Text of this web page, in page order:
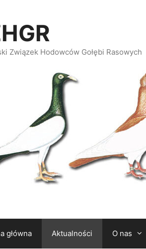
Związek Hodowców Gołębi Rasowych
główna Aktualności O nas